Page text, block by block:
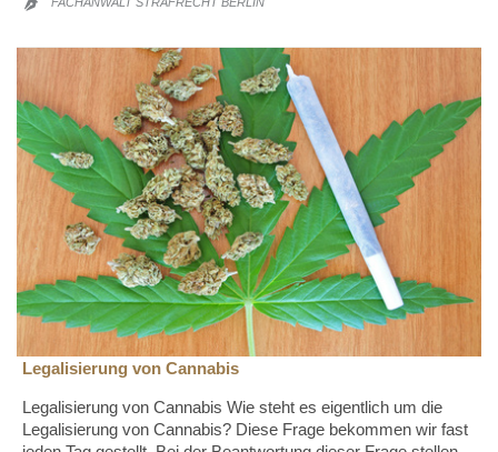

Legalisierung von Cannabis
Legalisierung von Cannabis Wie steht es eigentlich um die
Legalisierung von Cannabis? Diese Frage bekommen wir fast